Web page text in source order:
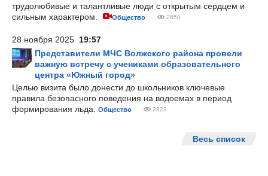
трудолюбивые и талантливые люди с открытым сердцем и
сильным характером.
Общество 2650
28 ноября 2025 19:57
Представители МЧС Волжского района провели
важную встречу с учениками образовательного
центра «Южный город»
Целью визита было донести до школьников ключевые
правила безопасного поведения на водоемах в период
формирования льда.
Общество 2823
Весь список